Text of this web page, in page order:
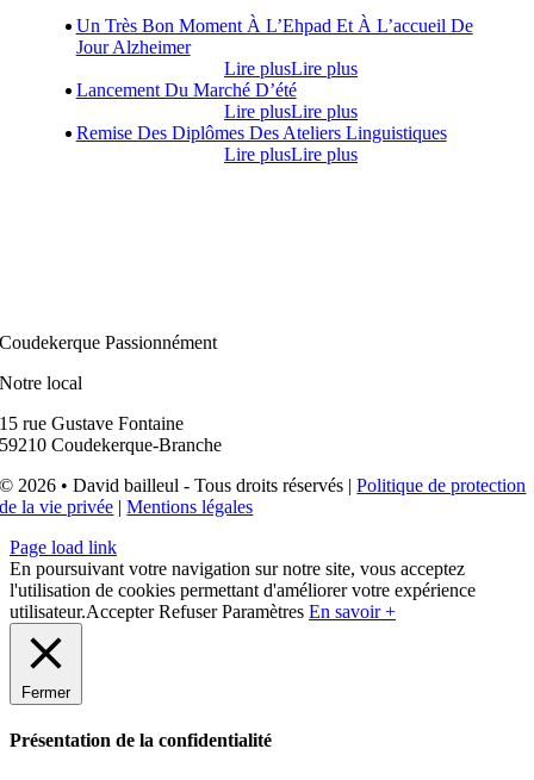
Un Très Bon Moment À L’Ehpad Et À L’accueil De
Jour Alzheimer
Lire plusLire plus
Lancement Du Marché D’été
Lire plusLire plus
Remise Des Diplômes Des Ateliers Linguistiques
Lire plusLire plus
Coudekerque Passionnément
Notre local
15 rue Gustave Fontaine
59210 Coudekerque-Branche
© 2026 • David bailleul - Tous droits réservés |Politique de protection
de la vie privée |Mentions légales
Page load link
En poursuivant votre navigation sur notre site, vous acceptez
l'utilisation de cookies permettant d'améliorer votre expérience
utilisateur.Accepter Refuser Paramètres En savoir +
Fermer
Présentation de la confidentialité